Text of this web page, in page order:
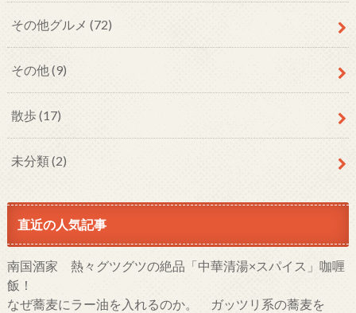
その他グルメ (72)
その他(9)
散歩(17)
未分類(2)
直近の人気記事
南国酒家 熱々グツグツの絶品「中華清湯×スパイス」咖喱
飯！
なぜ蕎麦にラー油を入れるのか。 ガッツリ系の蕎麦を